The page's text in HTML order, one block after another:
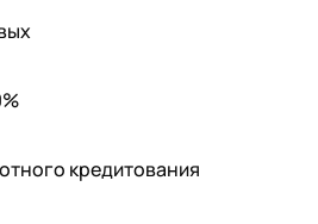
кредитования